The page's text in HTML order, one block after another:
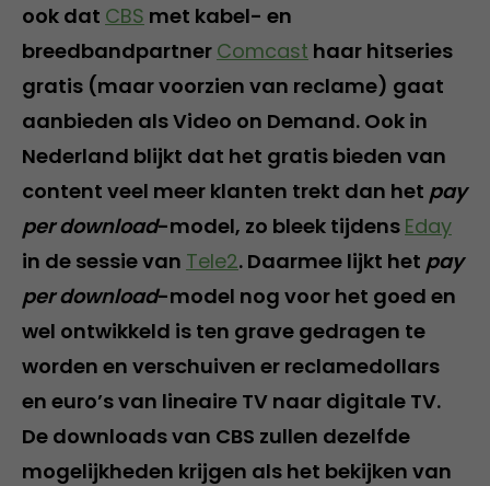
ook dat CBS met kabel- en
breedbandpartner Comcast haar hitseries
gratis (maar voorzien van reclame) gaat
aanbieden als Video on Demand. Ook in
Nederland blijkt dat het gratis bieden van
content veel meer klanten trekt dan het pay
per download-model, zo bleek tijdens Eday
in de sessie van Tele2. Daarmee lijkt het pay
per download-model nog voor het goed en
wel ontwikkeld is ten grave gedragen te
worden en verschuiven er reclamedollars
en euro’s van lineaire TV naar digitale TV.
De downloads van CBS zullen dezelfde
mogelijkheden krijgen als het bekijken van